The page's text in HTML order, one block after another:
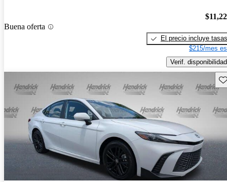
Buena oferta
El precio incluye tasas
$215/mes
Verif. disponibilidad